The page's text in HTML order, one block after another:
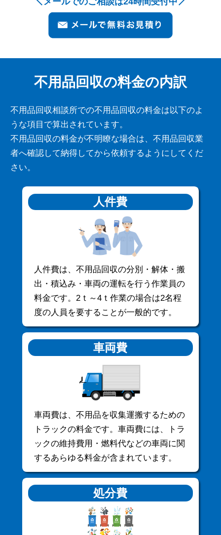
不用品回収の料金の内訳
不用品回収相談所での不用品回収の料金は以下のよ
うな項目で算出されています。
不用品回収の料金が不明瞭な場合は、不用品回収業
者へ確認して納得してから依頼するようにしてくだ
さい。
人件費
人件費は、不用品回収の分別・解体・搬
出・積込み・車両の運転を行う作業員の
料金です。2ｔ～4ｔ作業の場合は2名程
度の人員を要することが一般的です。
車両費
車両費は、不用品を収集運搬するための
トラックの料金です。車両費には、トラ
ックの維持費用・燃料代などの車両に関
するあらゆる料金が含まれています。
処分費